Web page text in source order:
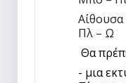
Πλ – Ω
Θα
- μια